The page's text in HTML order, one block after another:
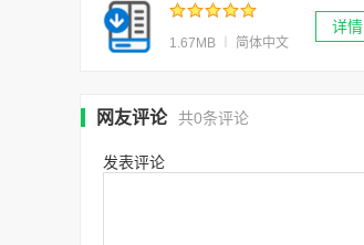
1.67MB ︱ 简体中文
详情
网友评论 共0条评论
发表评论